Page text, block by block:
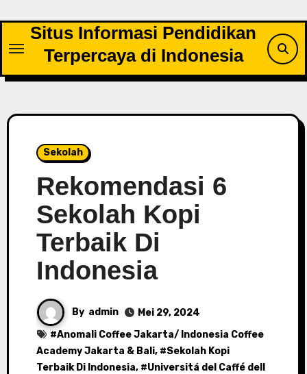
content
Situs Informasi Pendidikan
Terpercaya di Indonesia
Sekolah
Rekomendasi 6
Sekolah Kopi
Terbaik Di
Indonesia
By admin
Mei 29, 2024
#Anomali Coffee Jakarta/ Indonesia Coffee
Academy Jakarta & Bali, #Sekolah Kopi
Terbaik Di Indonesia, #Universitá del Caffé dell